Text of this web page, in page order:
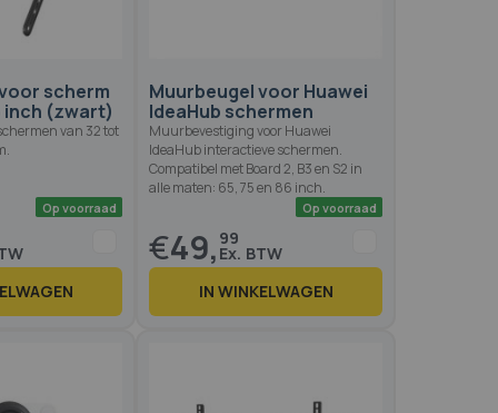
scherm
inch (zwart)
van 32 tot
Muurbeugel voor Huawei
IdeaHub schermen
Muurbevestiging voor Huawei
IdeaHub interactieve schermen.
Compatibel met Board 2, B3 en S2 in
alle maten: 65, 75 en 86 inch.
€49, 99
IN WINKELWAGEN